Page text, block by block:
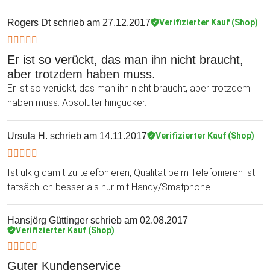
Rogers Dtschrieb am 27.12.2017 Verifizierter Kauf (Shop)
Er ist so verückt, das man ihn nicht braucht,
aber trotzdem haben muss.
Er ist so verückt, das man ihn nicht braucht, aber trotzdem
haben muss. Absoluter hingucker.
Ursula H. schrieb am 14.11.2017 Verifizierter Kauf (Shop)
Ist ulkig damit zu telefonieren, Qualität beim Telefonieren ist
tatsächlich besser als nur mit Handy/Smatphone.
Hansjörg Güttinger schrieb am 02.08.2017
Verifizierter Kauf (Shop)
Guter Kundenservice